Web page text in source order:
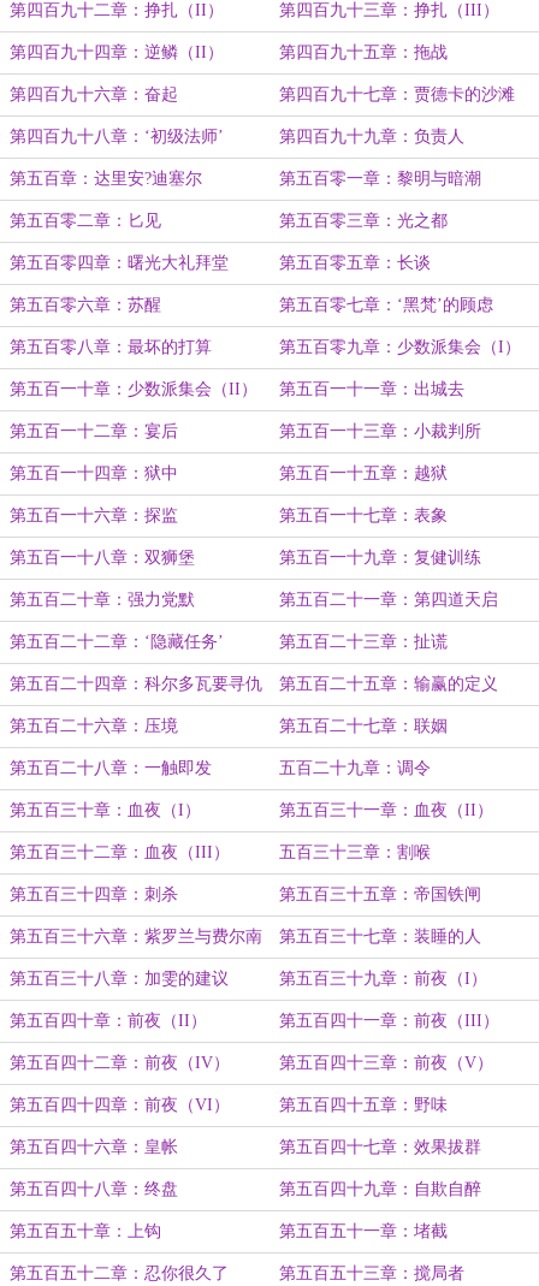
第四百九十二章：挣扎（II） 第四百九十三章：挣扎（III）
第四百九十四章：逆鳞（II） 第四百九十五章：拖战
第四百九十六章：奋起 第四百九十七章：贾德卡的沙滩
第四百九十八章：‘初级法师’ 第四百九十九章：负责人
第五百章：达里安?迪塞尔 第五百零一章：黎明与暗潮
第五百零二章：匕见 第五百零三章：光之都
第五百零四章：曙光大礼拜堂 第五百零五章：长谈
第五百零六章：苏醒 第五百零七章：‘黑梵’的顾虑
第五百零八章：最坏的打算 第五百零九章：少数派集会（I）
第五百一十章：少数派集会（II） 第五百一十一章：出城去
第五百一十二章：宴后 第五百一十三章：小裁判所
第五百一十四章：狱中 第五百一十五章：越狱
第五百一十六章：探监 第五百一十七章：表象
第五百一十八章：双狮堡 第五百一十九章：复健训练
第五百二十章：强力党默 第五百二十一章：第四道天启
第五百二十二章：‘隐藏任务’ 第五百二十三章：扯谎
第五百二十四章：科尔多瓦要寻仇 第五百二十五章：输赢的定义
第五百二十六章：压境 第五百二十七章：联姻
第五百二十八章：一触即发 五百二十九章：调令
第五百三十章：血夜（I） 第五百三十一章：血夜（II）
第五百三十二章：血夜（III） 五百三十三章：割喉
第五百三十四章：刺杀 第五百三十五章：帝国铁闸
第五百三十六章：紫罗兰与费尔南 第五百三十七章：装睡的人
第五百三十八章：加雯的建议 第五百三十九章：前夜（I）
第五百四十章：前夜（II） 第五百四十一章：前夜（III）
第五百四十二章：前夜（IV） 第五百四十三章：前夜（V）
第五百四十四章：前夜（VI） 第五百四十五章：野味
第五百四十六章：皇帐 第五百四十七章：效果拔群
第五百四十八章：终盘 第五百四十九章：自欺自醉
第五百五十章：上钩 第五百五十一章：堵截
第五百五十二章：忍你很久了 第五百五十三章：搅局者